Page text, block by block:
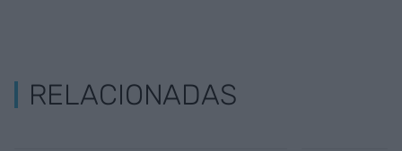
RELACIONADAS